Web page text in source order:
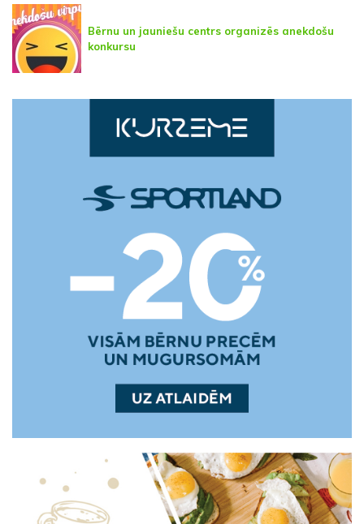
Bērnu un jauniešu centrs organizēs anekdošu
konkursu